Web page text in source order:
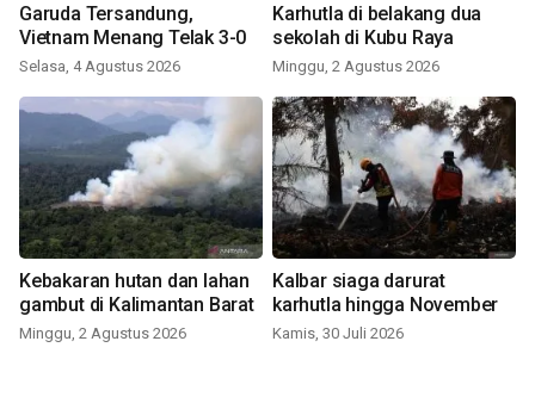
Garuda Tersandung,
Vietnam Menang Telak 3-0
Selasa, 4 Agustus 2026
Karhutla di belakang dua
sekolah di Kubu Raya
Minggu, 2 Agustus 2026
Kebakaran hutan dan lahan
gambut di Kalimantan Barat
Minggu, 2 Agustus 2026
Kalbar siaga darurat
karhutla hingga November
Kamis, 30 Juli 2026